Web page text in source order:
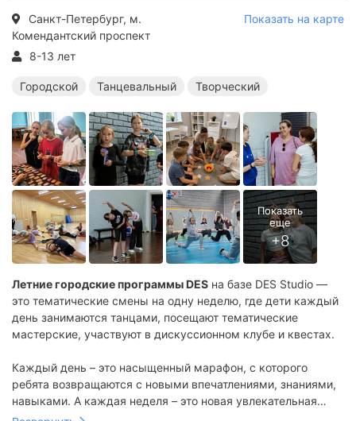
Санкт-Петербург, м.
Комендантский проспект
Показать на карте
8-13 лет
Городской Танцевальный Творческий
Летние городские программы DES на базе DES Studio —
это тематические смены на одну неделю, где дети каждый
день занимаются танцами, посещают тематические
мастерские, участвуют в дискуссионном клубе и квестах.
Каждый день – это насыщенный марафон, с которого
ребята возвращаются с новыми впечатлениями, знаниями,
навыками. А каждая неделя – это новая увлекательная
тема с новыми фишками, проектами и друзьями.
Летние городские лагеря Летние танцевальные лагеря
Летние творческие лагеря